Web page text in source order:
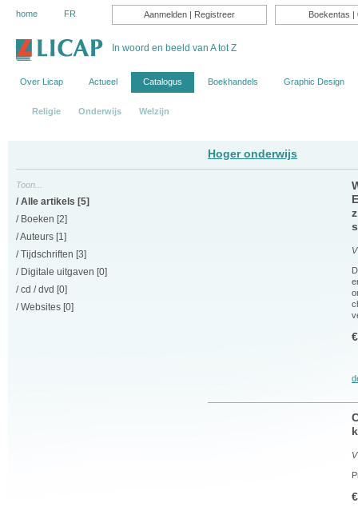
home FR Aanmelden | Registreer Boekentas |
In woord en beeld van A tot Z
Over Licap Actueel Catalogus
Religie Onderwijs Welzijn
Boekhandels Graphic Design
Hoger onderwijs
Toon...
/ Alle artikels [5]
/ Boeken [2]
/Auteurs [1]
/Tijdschriften [3]
/ Digitale uitgaven [0]
/ cd / dvd [0]
/ Websites [0]